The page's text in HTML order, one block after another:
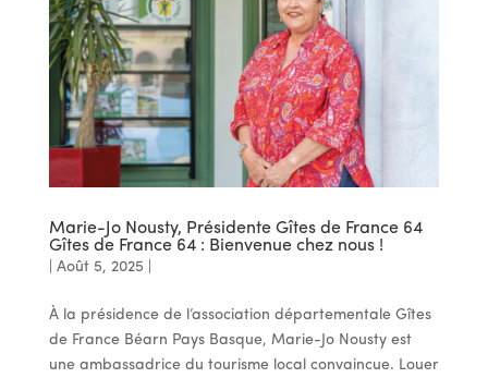
Marie-Jo Nousty, Présidente Gîtes de France 64
Gîtes de France 64 : Bienvenue chez nous !
Août 5, 2025
À la présidence de l’association départementale Gîtes
de France Béarn Pays Basque, Marie-Jo Nousty est
une ambassadrice du tourisme local convaincue. Louer